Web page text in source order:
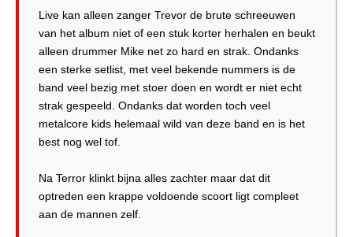
Live kan alleen zanger Trevor de brute schreeuwen
van het album niet of een stuk korter herhalen en beukt
alleen drummer Mike net zo hard en strak. Ondanks
een sterke setlist, met veel bekende nummers is de
band veel bezig met stoer doen en wordt er niet echt
strak gespeeld. Ondanks dat worden toch veel
metalcore kids helemaal wild van deze band en is het
best nog wel tof.
Na Terror klinkt bijna alles zachter maar dat dit
optreden een krappe voldoende scoort ligt compleet
aan de mannen zelf.